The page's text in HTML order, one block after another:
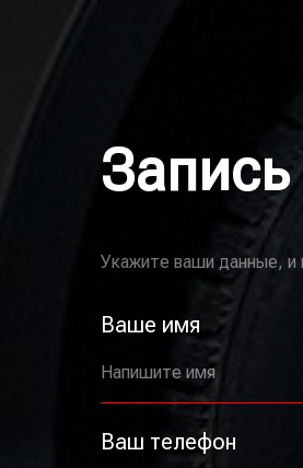
Укажите ваши данные, и
Ваше имя
Напишите имя
Ваш телефон